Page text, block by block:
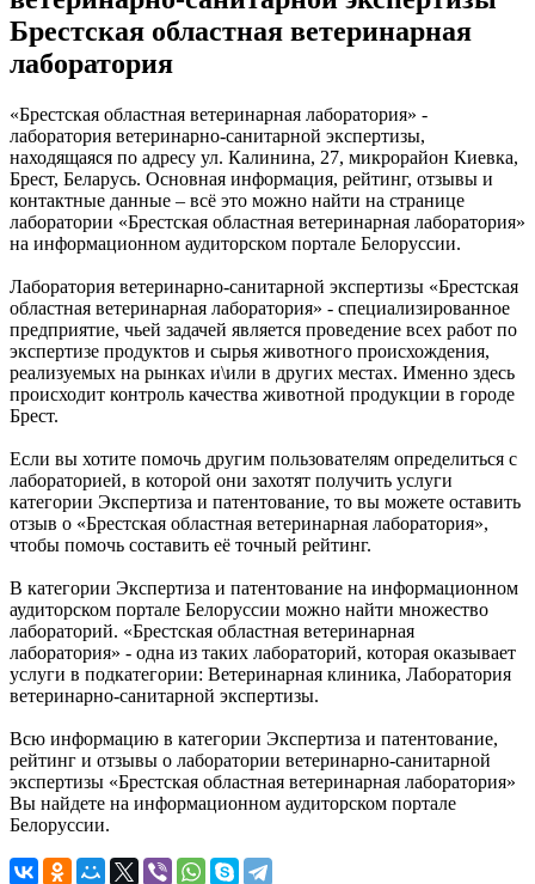
Брестская областная ветеринарная
лаборатория
«Брестская областная ветеринарная лаборатория» -
лаборатория ветеринарно-санитарной экспертизы,
находящаяся по адресу ул. Калинина, 27, микрорайон Киевка,
Брест, Беларусь. Основная информация, рейтинг, отзывы и
контактные данные – всё это можно найти на странице
лаборатории «Брестская областная ветеринарная лаборатория»
на информационном аудиторском портале Белоруссии.
Лаборатория ветеринарно-санитарной экспертизы «Брестская
областная ветеринарная лаборатория» - специализированное
предприятие, чьей задачей является проведение всех работ по
экспертизе продуктов и сырья животного происхождения,
реализуемых на рынках и\или в других местах. Именно здесь
происходит контроль качества животной продукции в городе
Брест.
Если вы хотите помочь другим пользователям определиться с
лабораторией, в которой они захотят получить услуги
категории Экспертиза и патентование, то вы можете оставить
отзыв о «Брестская областная ветеринарная лаборатория»,
чтобы помочь составить её точный рейтинг.
В категории Экспертиза и патентование на информационном
аудиторском портале Белоруссии можно найти множество
лабораторий. «Брестская областная ветеринарная
лаборатория» - одна из таких лабораторий, которая оказывает
услуги в подкатегории: Ветеринарная клиника, Лаборатория
ветеринарно-санитарной экспертизы.
Всю информацию в категории Экспертиза и патентование,
рейтинг и отзывы о лаборатории ветеринарно-санитарной
экспертизы «Брестская областная ветеринарная лаборатория»
Вы найдете на информационном аудиторском портале
Белоруссии.